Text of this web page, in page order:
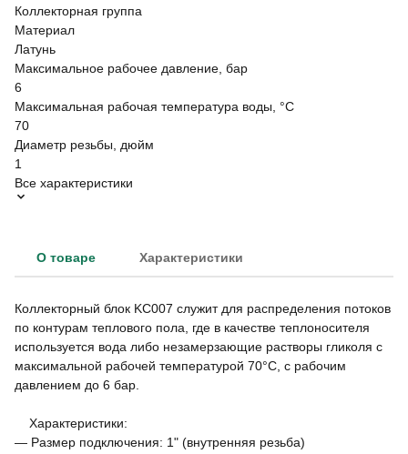
Коллекторная группа
Материал
Латунь
Максимальное рабочее давление, бар
6
Максимальная рабочая температура воды, °C
70
Диаметр резьбы, дюйм
1
Все характеристики
О товаре Характеристики
Коллекторный блок KC007 служит для распределения потоков
по контурам теплового пола, где в качестве теплоносителя
используется вода либо незамерзающие растворы гликоля с
максимальной рабочей температурой 70°C, с рабочим
давлением до 6 бар.
Характеристики:
— Размер подключения: 1" (внутренняя резьба)